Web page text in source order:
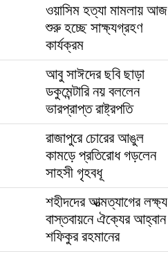
ওয়াসিম হত্যা মামলায় আজ
শুরু হচ্ছে সাক্ষ্যগ্রহণ
কার্যক্রম
আবু সাঈদের ছবি ছাড়া
ডকুমেন্টারি নয় বললেন
ভারপ্রাপ্ত রাষ্ট্রপতি
রাজাপুরে চোরের আঙুল
কামড়ে প্রতিরোধ গড়লেন
সাহসী গৃহবধূ
শহীদদের আত্মত্যাগের লক্ষ্য
বাস্তবায়নে ঐক্যের আহ্বান
শফিকুর রহমানের